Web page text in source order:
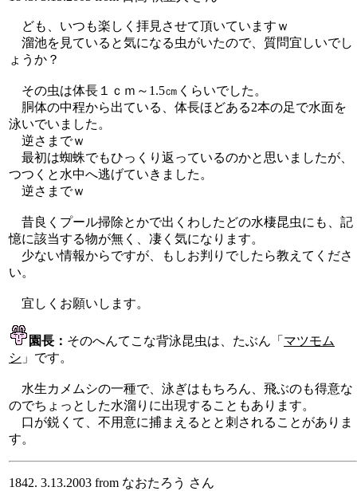
ども、いつも楽しく拝見させて頂いていますｗ
溜池を見ていると気になる虫がいたので、質問宜しいでし
ょうか？
その虫は体長１ｃｍ～1.5㎝くらいでした。
胴体の中程から出ている、体長ほどある2本の足で水面を
泳いでいました。
逆さまでｗ
最初は蜘蛛でもひっくり返っているのかと思いましたが、
つつくと水中へ逃げていきました。
逆さまでｗ
昔良くプール掃除とかで出くわしたどの水棲昆虫にも、記
憶に該当する物が無く、凄く気になります。
少ない情報からですが、もしお判りでしたら教えてくださ
い。
宜しくお願いします。
園長： そのへんてこな背泳昆虫は、たぶん「 マツモム
シ 」です。
水生カメムシの一種で、泳ぎはもちろん、飛ぶのも得意な
のでちょっとした水溜りに出現することもあります。
口が鋭くて、不用意に捕まえるとと刺されることがありま
す。
1842. 3.13.2003 from なおたろう さん